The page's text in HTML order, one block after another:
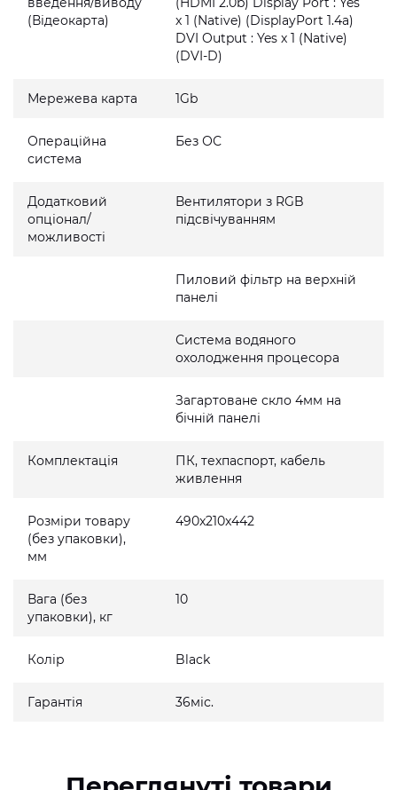
(Відеокарта)
x 1 (Native) (DisplayPort 1.4a)
DVI Output : Yes x 1 (Native)
(DVI-D)
Мережева карта 1Gb
Операційна
система
Без ОС
Додатковий
опціонал/
можливості
Вентилятори з RGB
підсвічуванням
Пиловий фільтр на верхній
панелі
Система водяного
охолодження процесора
Загартоване скло 4мм на
бічній панелі
Комплектація
ПК, техпаспорт, кабель
живлення
Розміри товару
(без упаковки),
мм
490x210x442
Вага (без
упаковки), кг
10
Колір Black
Гарантія 36міс.